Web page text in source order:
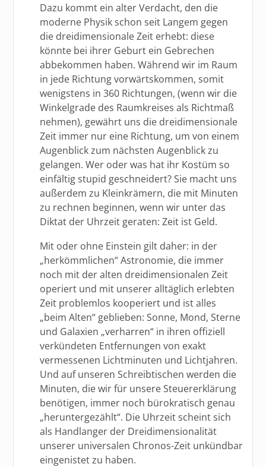
Dazu kommt ein alter Verdacht, den die
moderne Physik schon seit Langem gegen
die dreidimensionale Zeit erhebt: diese
könnte bei ihrer Geburt ein Gebrechen
abbekommen haben. Während wir im Raum
in jede Richtung vorwärtskommen, somit
wenigstens in 360 Richtungen, (wenn wir die
Winkelgrade des Raumkreises als Richtmaß
nehmen), gewährt uns die dreidimensionale
Zeit immer nur eine Richtung, um von einem
Augenblick zum nächsten Augenblick zu
gelangen. Wer oder was hat ihr Kostüm so
einfältig stupid geschneidert? Sie macht uns
außerdem zu Kleinkrämern, die mit Minuten
zu rechnen beginnen, wenn wir unter das
Diktat der Uhrzeit geraten: Zeit ist Geld.
Mit oder ohne Einstein gilt daher: in der
„herkömmlichen“ Astronomie, die immer
noch mit der alten dreidimensionalen Zeit
operiert und mit unserer alltäglich erlebten
Zeit problemlos kooperiert und ist alles
„beim Alten“ geblieben: Sonne, Mond, Sterne
und Galaxien „verharren“ in ihren offiziell
verkündeten Entfernungen von exakt
vermessenen Lichtminuten und Lichtjahren.
Und auf unseren Schreibtischen werden die
Minuten, die wir für unsere Steuererklärung
benötigen, immer noch bürokratisch genau
„heruntergezählt“. Die Uhrzeit scheint sich
als Handlanger der Dreidimensionalität
unserer universalen Chronos-Zeit unkündbar
eingenistet zu haben.